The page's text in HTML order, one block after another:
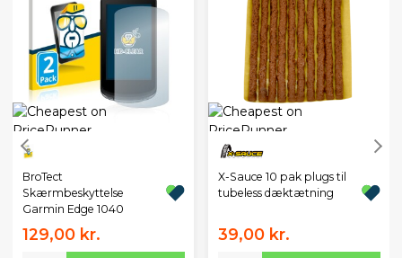
BroTect
Skærmbeskyttelse
Garmin Edge 1040
129,00 kr.
X-Sauce 10 pak plugs til
tubeless dæktætning
39,00 kr.